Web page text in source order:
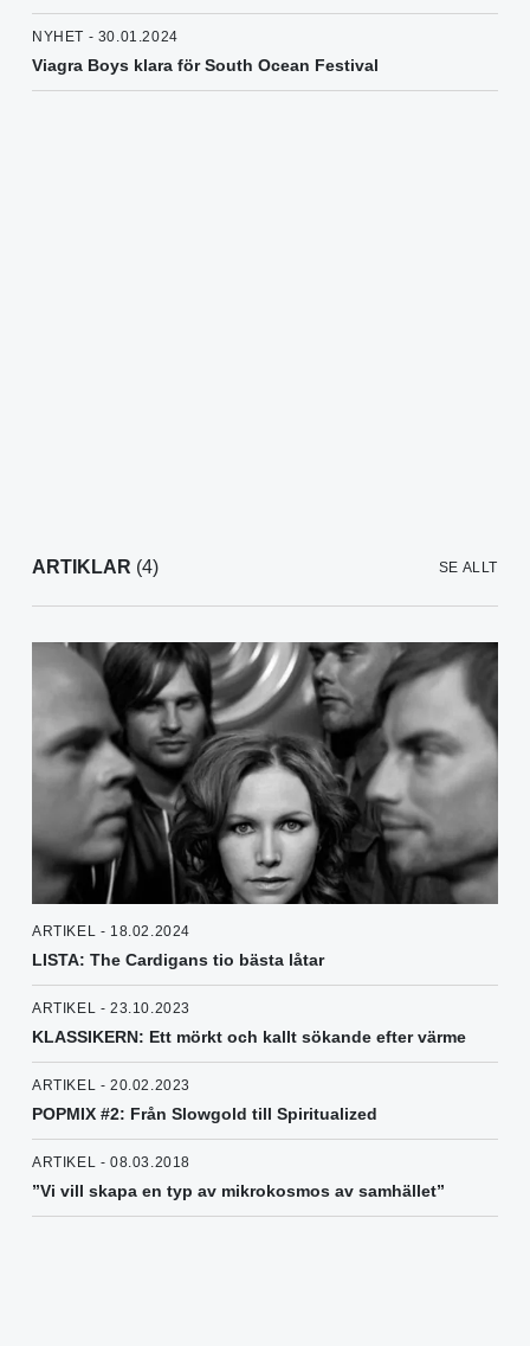
NYHET - 30.01.2024
Viagra Boys klara för South Ocean Festival
ARTIKLAR (4) SE ALLT
ARTIKEL - 18.02.2024
LISTA: The Cardigans tio bästa låtar
ARTIKEL - 23.10.2023
KLASSIKERN: Ett mörkt och kallt sökande efter värme
ARTIKEL - 20.02.2023
POPMIX #2: Från Slowgold till Spiritualized
ARTIKEL - 08.03.2018
”Vi vill skapa en typ av mikrokosmos av samhället”